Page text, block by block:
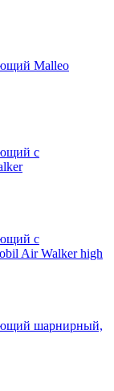
Malleo
с
с
Air Walker high
шарнирный,